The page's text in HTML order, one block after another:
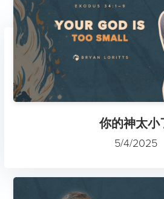
你的神太小
5/4/2025